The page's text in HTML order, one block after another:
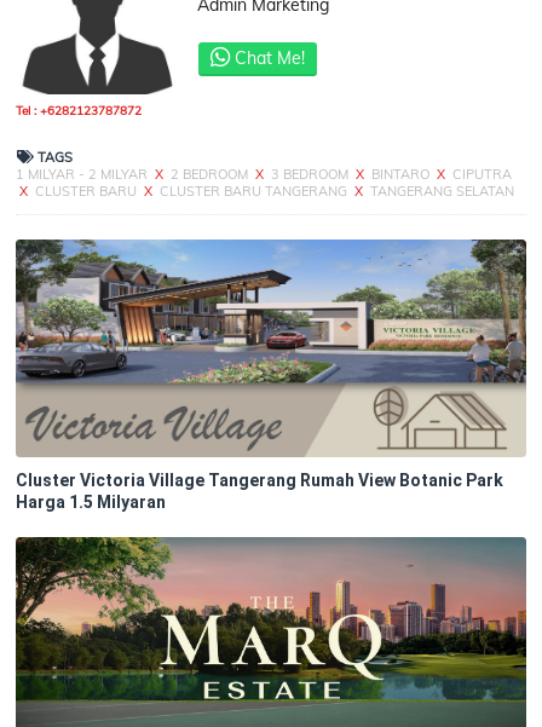
Tel : +6282123787872
Admin Marketing
Chat Me!
TAGS
1 MILYAR - 2 MILYAR X 2 BEDROOM X 3 BEDROOM X BINTARO X CIPUTRA
X CLUSTER BARU X CLUSTER BARU TANGERANG X TANGERANG SELATAN
Cluster Victoria Village Tangerang Rumah View Botanic Park
Harga 1.5 Milyaran